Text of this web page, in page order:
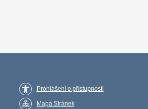
Prohlášení o přístupnosti
Mapa Stránek